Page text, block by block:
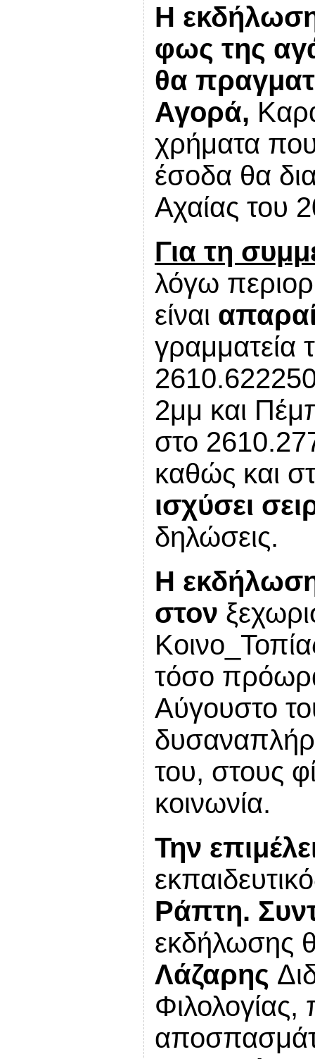
Η
φως της
θα
Αγορά,
χρήματα
έσοδα θα
Αχαίας του
Για τη
λόγω
είναι
γραμματεία
2μμ και
στο
καθώς και
ισχύσει
δηλώσεις.
Η
στον
τόσο
Αύγουστο
του, στους
κοινωνία.
Την
Ράπτη.
εκδήλωσης
Λάζαρης
Φιλολογίας,